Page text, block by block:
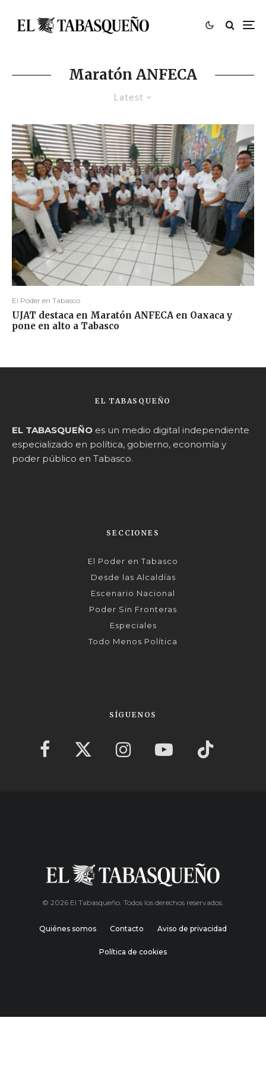
Maratón ANFECA
Latest
El Poder en Tabasco
UJAT destaca en Maratón ANFECA en Oaxaca y
pone en alto a Tabasco
EL TABASQUEÑO
EL TABASQUEÑO es un medio digital independiente
especializado en política, gobierno, economía y
poder público en Tabasco.
SECCIONES
El Poder en Tabasco
Desde las Alcaldías
Escenario Nacional
Poder Sin Fronteras
Especiales
Todo Menos Política
SÍGUENOS
© 2026 El Tabasqueño. Todos los derechos reservados.
Quiénes somos Contacto Aviso de privacidad
Política de cookies